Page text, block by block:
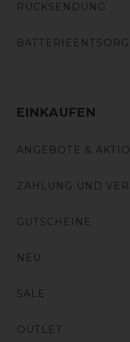
RÜCKSENDUNG
EINKAUFEN
ANGEBOTE &
ZAHLUNG UND
GUTSCHEINE
NEU
SALE
OUTLET